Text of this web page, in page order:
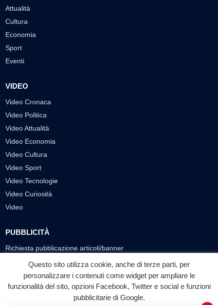
Attualità
Cultura
Economia
Sport
Eventi
VIDEO
Video Cronaca
Video Politica
Video Attualità
Video Economia
Video Cultura
Video Sport
Video Tecnologie
Video Curiosità
Video
PUBBLICITÀ
Richiesta pubblicazione articoli/banner
SEGUICI SUI SOCIAL
f
Facebook
◎ ▶
YouTube
Questo sito utilizza cookie, anche di terze parti, per
personalizzare i contenuti come widget per ampliare le
funzionalità del sito, opzioni Facebook, Twitter e social e funzioni
pubblicitarie di Google.